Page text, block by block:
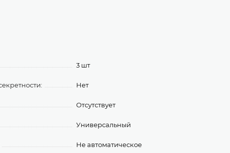
3 шт
Нет
Отсутствует
Универсальный
Не автоматическое